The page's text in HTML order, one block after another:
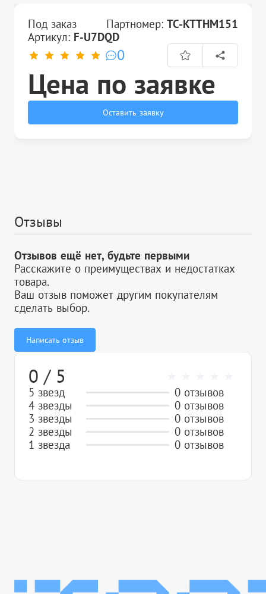
Под заказ Партномер: TC-KTTHM151
Артикул: F-U7DQD
0
Цена по заявке
Оставить заявку
Отзывы
Отзывов ещё нет, будьте первыми
Расскажите о преимуществах и недостатках
товара.
Ваш отзыв поможет другим покупателям
сделать выбор.
Написать отзыв
0 / 5
5 звезд
0 отзывов
4 звезды
0 отзывов
3 звезды
0 отзывов
2 звезды
0 отзывов
1 звезда
0 отзывов